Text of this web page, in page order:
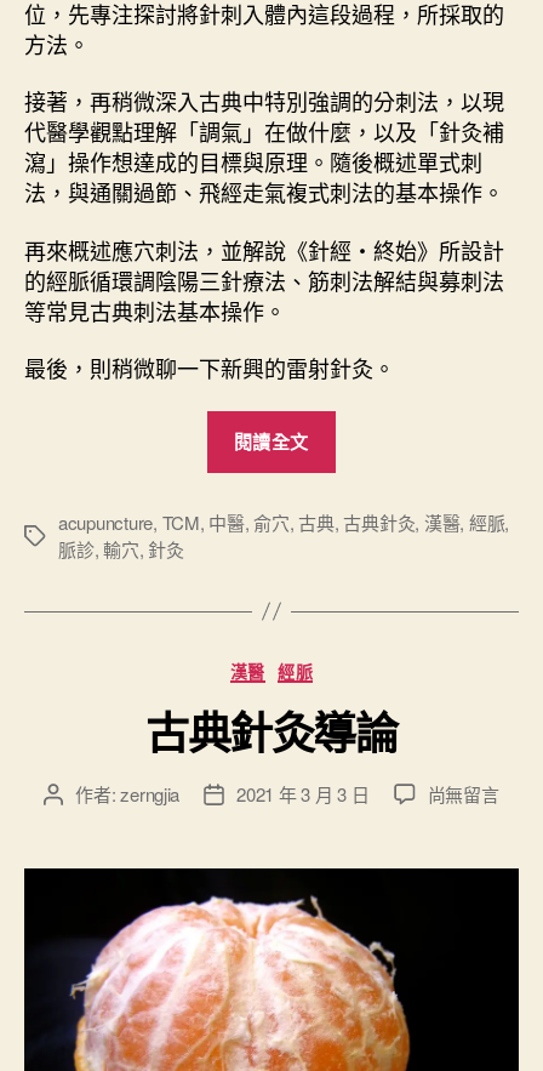
位，先專注探討將針刺入體內這段過程，所採取的
方法。
接著，再稍微深入古典中特別強調的分刺法，以現
代醫學觀點理解「調氣」在做什麼，以及「針灸補
瀉」操作想達成的目標與原理。隨後概述單式刺
法，與通關過節、飛經走氣複式刺法的基本操作。
再來概述應穴刺法，並解說《針經・終始》所設計
的經脈循環調陰陽三針療法、筋刺法解結與募刺法
等常見古典刺法基本操作。
最後，則稍微聊一下新興的雷射針灸。
閱讀全文
針
法
”
標
acupuncture, TCM, 中醫, 俞穴,古典,古典針灸, 漢醫, 經脈,
脈診,輸穴, 針灸
分
類
漢醫 經脈
古典針灸導論
文
者
作者:zerngjia
文
佈
日
期
2021 年 3 月 3 日
在
典
尚無留言